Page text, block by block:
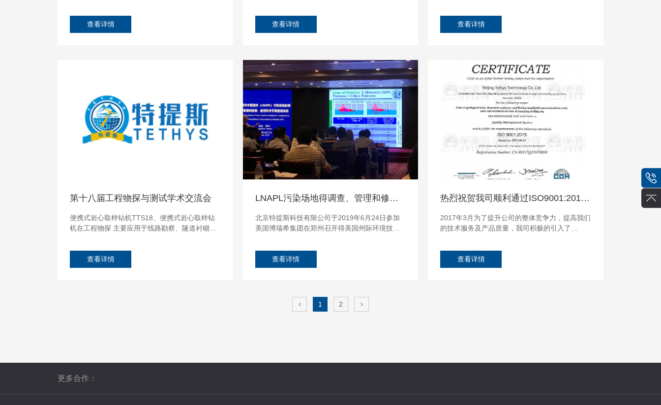
查看详情 查看详情 查看详情
第十八届工程物探与测试学术交流会
便携式岩心取样钻机TTS18、便携式岩心取样钻
机在工程物探 主要应用于线路勘察、隧道衬砌检
查看详情
24Jun
LNAPL污染场地得调查、管理和修复培训会---郑州站
北京特提斯科技有限公司于2019年6月24日参加
美国博瑞希集团在郑州召开得美国州际环境技术
查看详情
热烈祝贺我司顺利通过ISO9001:2015质量管理体系认证
2017年3月为了提升公司的整体竞争力，提高我们
的技术服务及产品质量，我司积极的引入了
指导和审核，2017年8月14日向我司正式颁发了
ISO9001:2015质量管理体系认证证书。...
查看详情
1 2
更多合作：